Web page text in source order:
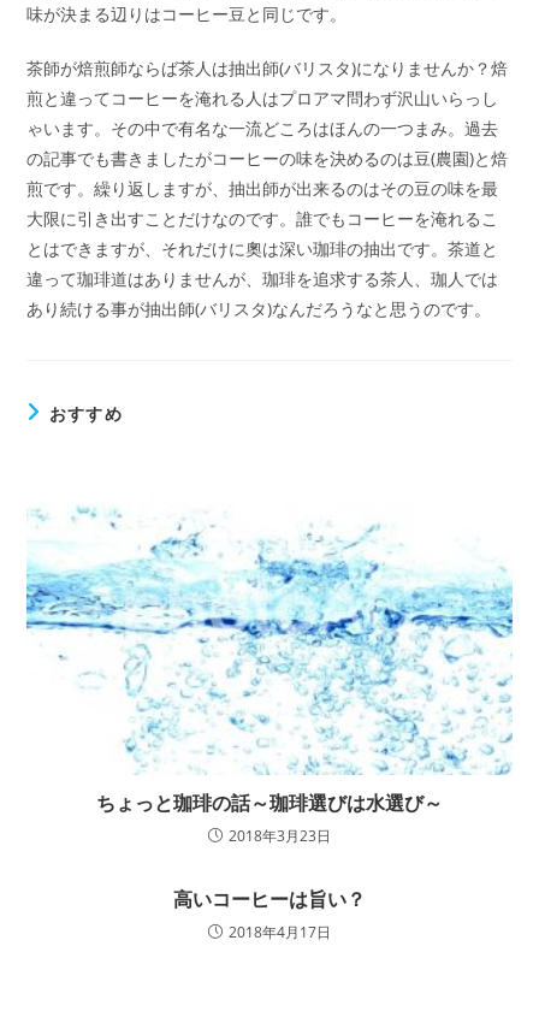
味が決まる辺りはコーヒー豆と同じです。
茶師が焙煎師ならば茶人は抽出師(バリスタ)になりませんか？焙
煎と違ってコーヒーを淹れる人はプロアマ問わず沢山いらっし
ゃいます。その中で有名な一流どころはほんの一つまみ。過去
の記事でも書きましたがコーヒーの味を決めるのは豆(農園)と焙
煎です。繰り返しますが、抽出師が出来るのはその豆の味を最
大限に引き出すことだけなのです。誰でもコーヒーを淹れるこ
とはできますが、それだけに奧は深い珈琲の抽出です。茶道と
違って珈琲道はありませんが、珈琲を追求する茶人、珈人では
あり続ける事が抽出師(バリスタ)なんだろうなと思うのです。
おすすめ
ちょっと珈琲の話～珈琲選びは水選び～
2018年3月23日
高いコーヒーは旨い？
2018年4月17日